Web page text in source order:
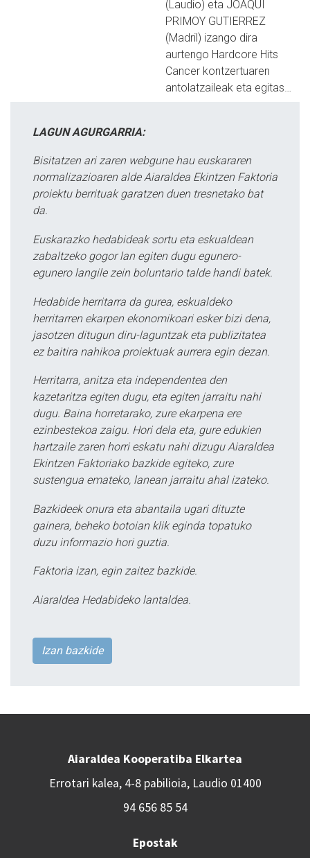
(Laudio) eta JOAQUI
PRIMOY GUTIERREZ
(Madril) izango dira
aurtengo Hardcore Hits
Cancer kontzertuaren
antolatzaileak eta egitas…
LAGUN AGURGARRIA:
Bisitatzen ari zaren webgune hau euskararen
normalizazioaren alde Aiaraldea Ekintzen Faktoria
proiektu berrituak garatzen duen tresnetako bat
da.
Euskarazko hedabideak sortu eta eskualdean
zabaltzeko gogor lan egiten dugu egunero-
egunero langile zein boluntario talde handi batek.
Hedabide herritarra da gurea, eskualdeko
herritarren ekarpen ekonomikoari esker bizi dena,
jasotzen ditugun diru-laguntzak eta publizitatea
ez baitira nahikoa proiektuak aurrera egin dezan.
Herritarra, anitza eta independentea den
kazetaritza egiten dugu, eta egiten jarraitu nahi
dugu. Baina horretarako, zure ekarpena ere
ezinbestekoa zaigu. Hori dela eta, gure edukien
hartzaile zaren horri eskatu nahi dizugu Aiaraldea
Ekintzen Faktoriako bazkide egiteko, zure
sustengua emateko, lanean jarraitu ahal izateko.
Bazkideek onura eta abantaila ugari dituzte
gainera, beheko botoian klik eginda topatuko
duzu informazio hori guztia.
Faktoria izan, egin zaitez bazkide.
Aiaraldea Hedabideko lantaldea.
Izan bazkide
Aiaraldea Kooperatiba Elkartea
Errotari kalea, 4-8 pabilioia, Laudio 01400
94 656 85 54
Epostak